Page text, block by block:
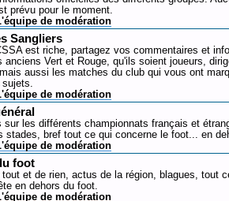
prévu pour le moment.
de modération
Sangliers
est riche, partagez vos commentaires et
anciens Vert et Rouge, qu'ils soient joueurs,
aussi les matches du club qui vous ont
de modération
sur les différents championnats français et
stades, bref tout ce qui concerne le foot... en
de modération
foot
tout et de rien, actus de la région, blagues, tout
en dehors du foot.
de modération